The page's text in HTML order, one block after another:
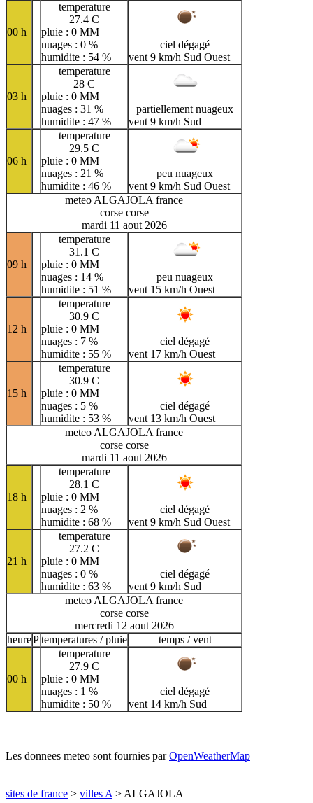
00 h
temperature
27.4 C
pluie : 0 MM
nuages : 0 %
humidite : 54 %
ciel dégagé
vent 9 km/h Sud Ouest
03 h
temperature
28 C
pluie : 0 MM
nuages : 31 %
humidite : 47 %
partiellement nuageux
vent 9 km/h Sud
06 h
temperature
29.5 C
pluie : 0 MM
nuages : 21 %
humidite : 46 %
peu nuageux
vent 9 km/h Sud Ouest
meteo ALGAJOLA france
corse corse
mardi 11 aout 2026
09 h
temperature
31.1 C
pluie : 0 MM
nuages : 14 %
humidite : 51 %
peu nuageux
vent 15 km/h Ouest
12 h
temperature
30.9 C
pluie : 0 MM
nuages : 7 %
humidite : 55 %
ciel dégagé
vent 17 km/h Ouest
15 h
temperature
30.9 C
pluie : 0 MM
nuages : 5 %
humidite : 53 %
ciel dégagé
vent 13 km/h Ouest
meteo ALGAJOLA france
corse corse
mardi 11 aout 2026
18 h
temperature
28.1 C
pluie : 0 MM
nuages : 2 %
humidite : 68 %
ciel dégagé
vent 9 km/h Sud Ouest
21 h
temperature
27.2 C
pluie : 0 MM
nuages : 0 %
humidite : 63 %
ciel dégagé
vent 9 km/h Sud
meteo ALGAJOLA france
corse corse
mercredi 12 aout 2026
heurePtemperatures / pluie temps / vent
00 h
temperature
27.9 C
pluie : 0 MM
nuages : 1 %
humidite : 50 %
ciel dégagé
vent 14 km/h Sud
Les donnees meteo sont fournies parOpenWeatherMap
sites de france > villes A > ALGAJOLA